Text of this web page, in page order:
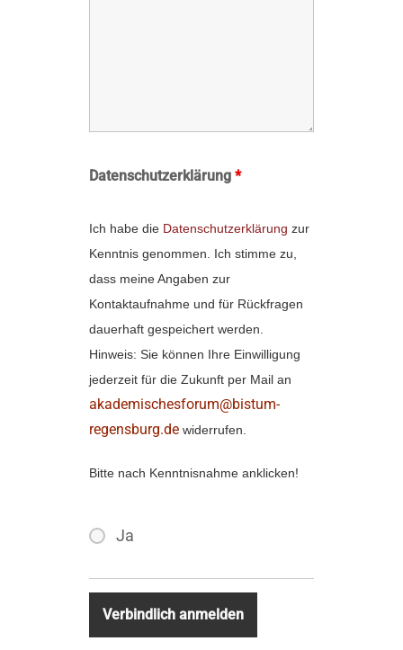
Datenschutzerklärung *
Ja
Ich habe die Datenschutzerklärung zur
Kenntnis genommen. Ich stimme zu,
dass meine Angaben zur
Kontaktaufnahme und für Rückfragen
dauerhaft gespeichert werden.
Hinweis: Sie können Ihre Einwilligung
jederzeit für die Zukunft per Mail an
akademischesforum@bistum-
regensburg.de widerrufen.
Bitte nach Kenntnisnahme anklicken!